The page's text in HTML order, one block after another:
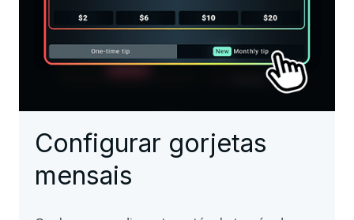
Configurar gorjetas
mensais